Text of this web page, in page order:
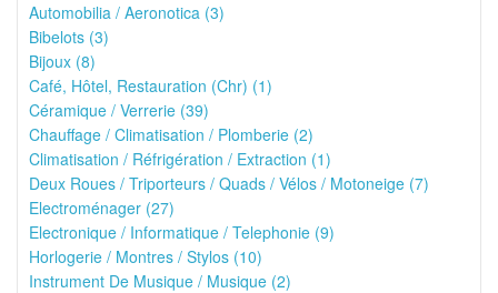
Automobilia / Aeronotica (3)
Bibelots (3)
Bijoux (8)
Café, Hôtel, Restauration (Chr) (1)
Céramique / Verrerie (39)
Chauffage / Climatisation / Plomberie (2)
Climatisation / Réfrigération / Extraction (1)
Deux Roues / Triporteurs / Quads / Vélos / Motoneige (7)
Electroménager (27)
Electronique / Informatique / Telephonie (9)
Horlogerie / Montres / Stylos (10)
Instrument De Musique / Musique (2)